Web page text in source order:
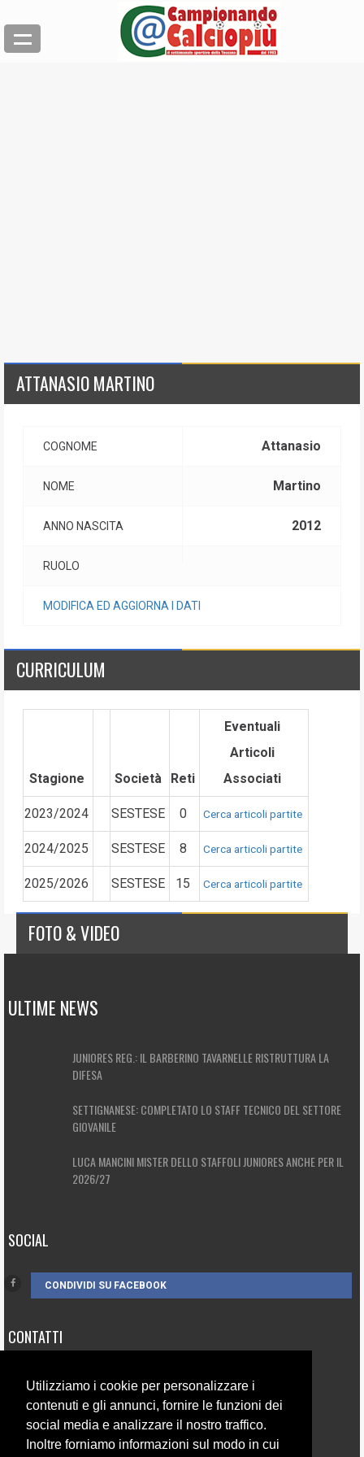
Utilizziamo i cookie per personalizzare i
contenuti e gli annunci, fornire le funzioni dei
social media e analizzare il nostro traffico.
Inoltre forniamo informazioni sul modo in cui
ATTANASIO MARTINO
COGNOME Attanasio
NOME Martino
ANNO NASCITA 2012
RUOLO
MODIFICA ED AGGIORNA I DATI
CURRICULUM
Stagione Società Reti
Eventuali
Articoli
Associati
2023/2024 SESTESE 0 Cerca articoli partite
2024/2025 SESTESE 8 Cerca articoli partite
2025/2026 SESTESE 15 Cerca articoli partite
FOTO & VIDEO
ULTIME NEWS
JUNIORES REG.: IL BARBERINO TAVARNELLE RISTRUTTURA LA
DIFESA
SETTIGNANESE: COMPLETATO LO STAFF TECNICO DEL SETTORE
GIOVANILE
LUCA MANCINI MISTER DELLO STAFFOLI JUNIORES ANCHE PER IL
2026/27
SOCIAL
CONDIVIDI SU FACEBOOK
CONTATTI
3385262752
info@campionando.it